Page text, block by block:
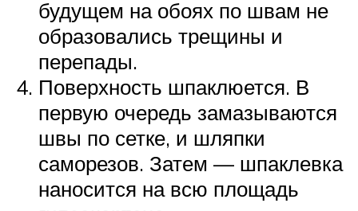
будущем на обоях по швам не
образовались трещины и
перепады.
Поверхность шпаклюется. В
первую очередь замазываются
швы по сетке, и шляпки
саморезов. Затем — шпаклевка
наносится на всю площадь